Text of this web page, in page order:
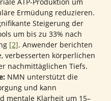
Ermüdung reduzieren.
Steigerung der
um bis zu 33% nach
[2]. Anwender berichten
verbesserten körperlichen
nachmittäglichen Tiefs.
NMN unterstützt die
und kann
mentale Klarheit um 15–